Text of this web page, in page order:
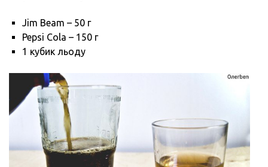
Jim Beam – 50 г
Pepsi Cola – 150 г
1 кубик льоду